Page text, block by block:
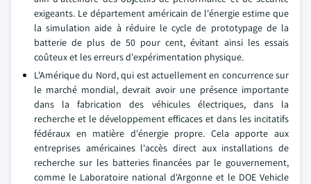
exigeants. Le département américain de l'énergie estime que
la simulation aide à réduire le cycle de prototypage de la
batterie de plus de 50 pour cent, évitant ainsi les essais
coûteux et les erreurs d'expérimentation physique.
L'Amérique du Nord, qui est actuellement en concurrence sur
le marché mondial, devrait avoir une présence importante
dans la fabrication des véhicules électriques, dans la
recherche et le développement efficaces et dans les incitatifs
fédéraux en matière d'énergie propre. Cela apporte aux
entreprises américaines l'accès direct aux installations de
recherche sur les batteries financées par le gouvernement,
comme le Laboratoire national d'Argonne et le DOE Vehicle